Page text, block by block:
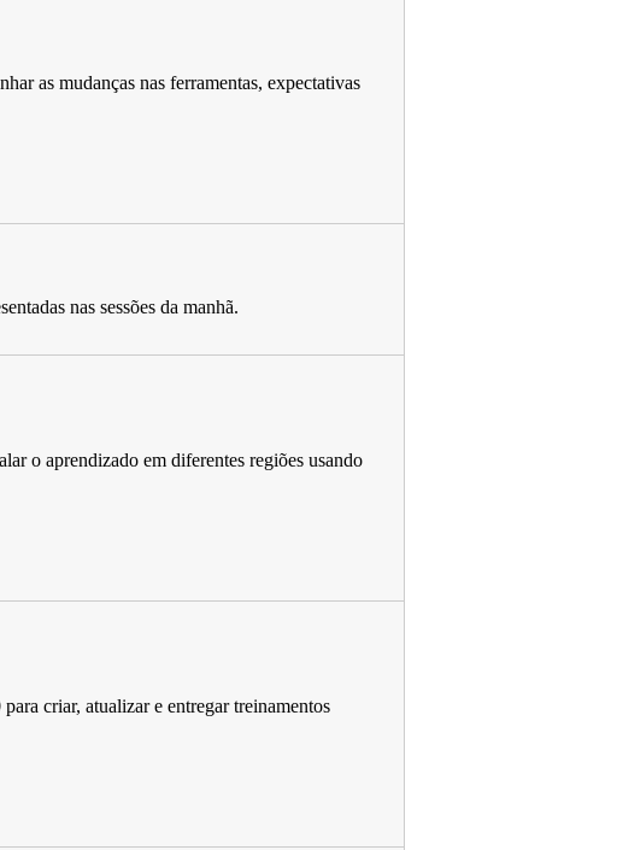
as mudanças nas ferramentas, expectativas
nas sessões da manhã.
o aprendizado em diferentes regiões usando
criar, atualizar e entregar treinamentos